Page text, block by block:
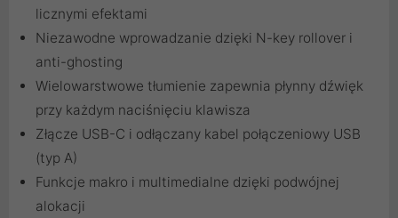
licznymi efektami
Niezawodne wprowadzanie dzięki N-key rollover i
anti-ghosting
Wielowarstwowe tłumienie zapewnia płynny dźwięk
przy każdym naciśnięciu klawisza
Złącze USB-C i odłączany kabel połączeniowy USB
(typ A)
Funkcje makro i multimedialne dzięki podwójnej
alokacji